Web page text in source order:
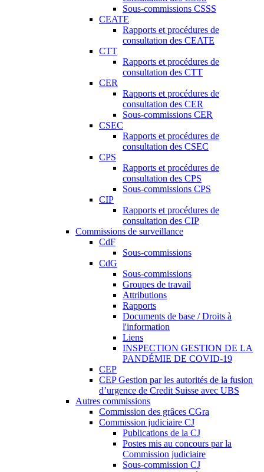
Sous-commissions CSSS
CEATE
Rapports et procédures de
consultation des CEATE
CTT
Rapports et procédures de
consultation des CTT
CER
Rapports et procédures de
consultation des CER
Sous-commissions CER
CSEC
Rapports et procédures de
consultation des CSEC
CPS
Rapports et procédures de
consultation des CPS
Sous-commissions CPS
CIP
Rapports et procédures de
consultation des CIP
Commissions de surveillance
CdF
Sous-commissions
CdG
Sous-commissions
Groupes de travail
Attributions
Rapports
Documents de base / Droits à
l'information
Liens
INSPECTION GESTION DE LA
PANDÉMIE DE COVID-19
CEP
CEP Gestion par les autorités de la fusion
d’urgence de Credit Suisse avec UBS
Autres commissions
Commission des grâces CGra
Commission judiciaire CJ
Publications de la CJ
Postes mis au concours par la
Commission judiciaire
Sous-commission CJ